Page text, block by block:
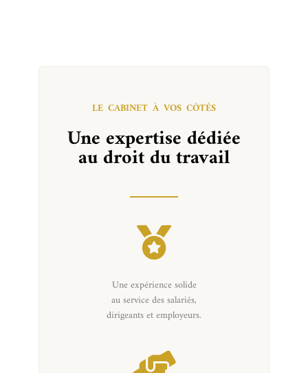
LE CABINET À VOS CÔTÉS
Une expertise dédiée
au droit du travail
Une expérience solide
au service des salariés,
dirigeants et employeurs.